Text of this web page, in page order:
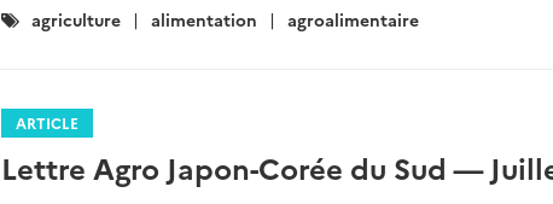
Catégories
agriculture alimentation agroalimentaire
ARTICLE
Lettre Agro Japon-Corée du Sud —